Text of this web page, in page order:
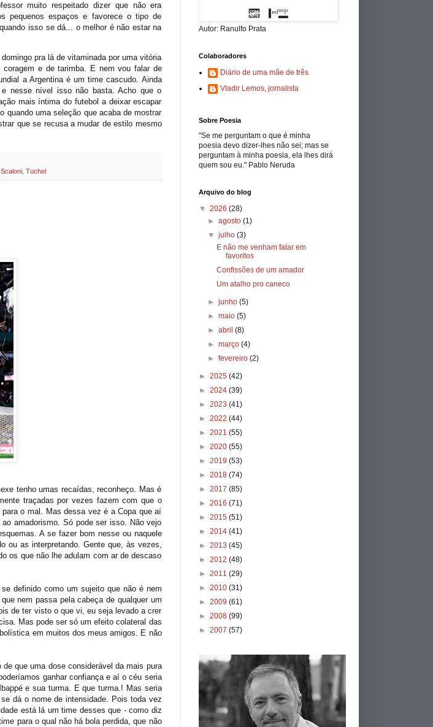
muito respeitado dizer que não era
pequenos espaços e favorece o tipo de
isso se dá... o melhor é não estar na
pra lá de vitaminada por uma vitória
e de tarimba. E nem vou falar de
a Argentina é um time cascudo. Ainda
nesse nível isso não basta. Acho que o
mais íntima do futebol a deixar escapar
quando uma seleção que acaba de mostrar
que se recusa a mudar de estilo mesmo
Scaloni, Tuchel
tenho umas recaídas, reconheço. Mas é
traçadas por vezes fazem com que o
o mal. Mas dessa vez é a Copa que aí
amadorismo. Só pode ser isso. Não vejo
A se fazer bom nesse ou naquele
ou as interpretando. Gente que, às vezes,
os que não lhe adulam com ar de descaso
definido como um sujeito que não é nem
nem passa pela cabeça de qualquer um
de ter visto o que vi, eu seja levado a crer
Mas pode ser só um efeito colateral das
em muitos dos meus amigos. E não
que uma dose considerável da mais pura
ganhar confiança e aí o céu seria
e sua turma. E que turma.! Mas seria
dá o nome de intensidade. Pois toda vez
está lá um time desses que - como diz
para o qual não há bola perdida, que não
Autor: Ranulfo Prata
Colaboradores
Diário de uma mãe de três
Vladir Lemos, jornalista
Sobre Poesia
"Se me perguntam o que é minha
poesia devo dizer-lhes não sei; mas se
perguntam à minha poesia, ela lhes dirá
quem sou eu." Pablo Neruda
Arquivo do blog
▼ 2026 (28)
► agosto (1)
▼ julho (3)
E não me venham falar em
favoritos
Confissões de um amador
Um atalho pro caneco
► junho (5)
► maio (5)
► abril (8)
► março (4)
► fevereiro (2)
► 2025 (42)
► 2024 (39)
► 2023 (41)
► 2022 (44)
► 2021 (55)
► 2020 (55)
► 2019 (53)
► 2018 (74)
► 2017 (85)
► 2016 (71)
► 2015 (51)
► 2014 (41)
► 2013 (45)
► 2012 (48)
► 2011 (29)
► 2010 (31)
► 2009 (61)
► 2008 (99)
► 2007 (57)